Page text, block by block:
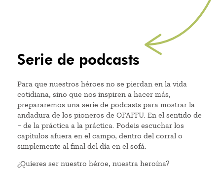
Serie de podcasts
Para que nuestros héroes no se pierdan en la vida
cotidiana, sino que nos inspiren a hacer más,
prepararemos una serie de podcasts para mostrar la
andadura de los pioneros de OFAFFU. En el sentido de
– de la práctica a la práctica. Podeis escuchar los
capitulos afuera en el campo, dentro del corral o
simplemente al final del día en el sofá.
¿Quieres ser nuestro héroe, nuestra heroína?